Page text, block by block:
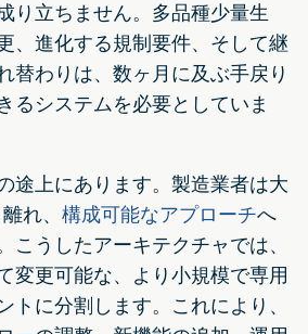
り立ちません。多品種少量生
、進化する規制要件、そして継
替わりは、数ヶ月に及ぶ手戻り
るシステムを必要としていま
途上にあります。製造業者は大
れ、 構成可能なアプローチへ
こうしたアーキテクチャでは、
変更可能な、より小規模で専用
トに分割します。これにより、